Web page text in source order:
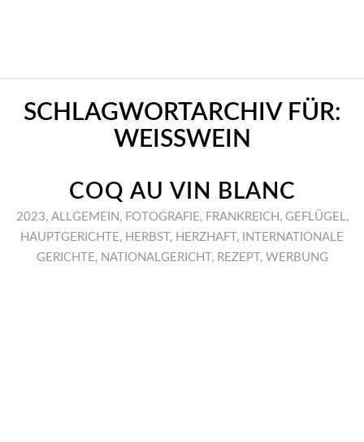
SCHLAGWORTARCHIV FÜR:
WEISSWEIN
COQ AU VIN BLANC
2023, ALLGEMEIN , FOTOGRAFIE, FRANKREICH , GEFLÜGEL,
HAUPTGERICHTE, HERBST , HERZHAFT ,
INTERNATIONALE
GERICHTE, NATIONALGERICHT , REZEPT , WERBUNG